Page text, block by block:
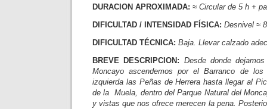
DURACION APROXIMADA: ≈ Circular de 5 h +
DIFICULTAD / INTENSIDAD FÍSICA: Desnivel ≈
DIFICULTAD TÉCNICA: Baja. Llevar calzado
BREVE DESCRIPCION: Desde donde
Moncayo ascendemos por el Barranco de
izquierda las Peñas de Herrera hasta llegar al
de la Muela, dentro del Parque Natural del
y vistas que nos ofrece merecen la pena.